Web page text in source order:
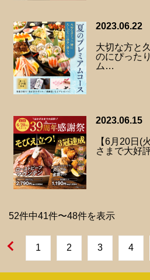
2023.06.22
大切な方と
のにぴった
ム…
2023.06.15
【6月20日(
さまで大好
52件中41件〜48件を表示
1 2 3 4